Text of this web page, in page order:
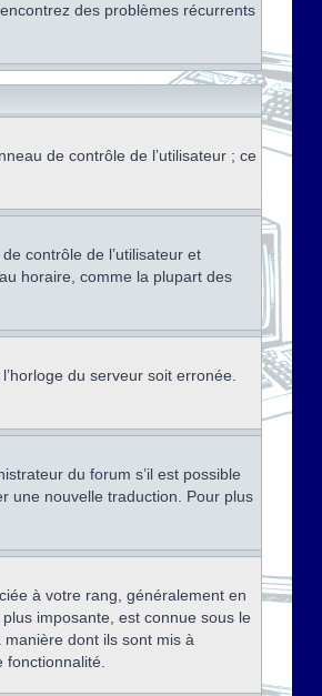
des problèmes récurrents
de contrôle de l’utilisateur ; ce
contrôle de l’utilisateur et
horaire, comme la plupart des
du serveur soit erronée.
du forum s’il est possible
une nouvelle traduction. Pour plus
à votre rang, généralement en
imposante, est connue sous le
manière dont ils sont mis à